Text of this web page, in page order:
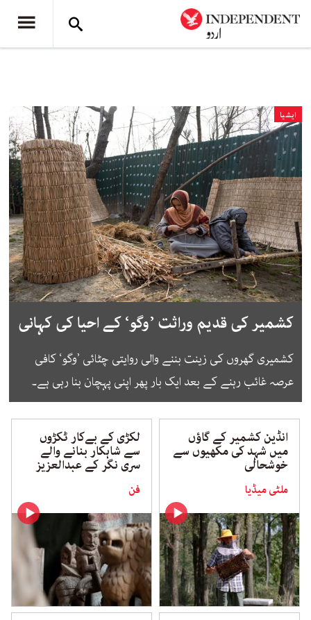
ایشیا
کشمیر کی قدیم وراثت ’وگو‘ کے احیا کی کہانی
کشمیری گھروں کی زینت بننے والی روایتی چٹائی ’وگو‘ کافی
عرصہ غائب رہنے کے بعد ایک بار پھر اپنی پہچان بنا رہی ہے۔
انڈین کشمیر کے گاؤں
میں شہد کی مکھیوں سے
خوشحالی
ملٹی میڈیا
لکڑی کے بےکار ٹکڑوں
سے شاہکار بنانے والے
سری نگر کے عبدالعزیز
فن